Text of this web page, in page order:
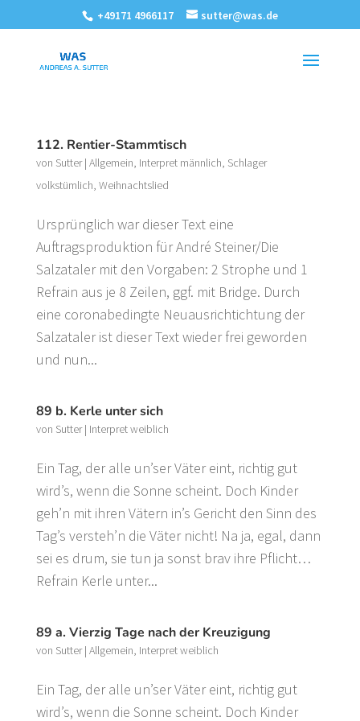
+49171 4966117 sutter@was.de
112. Rentier-Stammtisch
von Sutter| Allgemein, Interpret männlich, Schlager
volkstümlich, Weihnachtslied
Ursprünglich war dieser Text eine
Auftragsproduktion für André Steiner/Die
Salzataler mit den Vorgaben: 2 Strophe und 1
Refrain aus je 8 Zeilen, ggf. mit Bridge. Durch
eine coronabedingte Neuausrichtichtung der
Salzataler ist dieser Text wieder frei geworden
und nun...
89 b. Kerle unter sich
von Sutter| Interpret weiblich
Ein Tag, der alle un’ser Väter eint, richtig gut
wird’s, wenn die Sonne scheint. Doch Kinder
geh’n mit ihren Vätern in’s Gericht den Sinn des
Tag’s versteh’n die Väter nicht! Na ja, egal, dann
sei es drum, sie tun ja sonst brav ihre Pflicht…
Refrain Kerle unter...
89 a. Vierzig Tage nach der Kreuzigung
von Sutter| Allgemein, Interpret weiblich
Ein Tag, der alle un’ser Väter eint, richtig gut
wird’s, wenn die Sonne scheint. Doch Kinder